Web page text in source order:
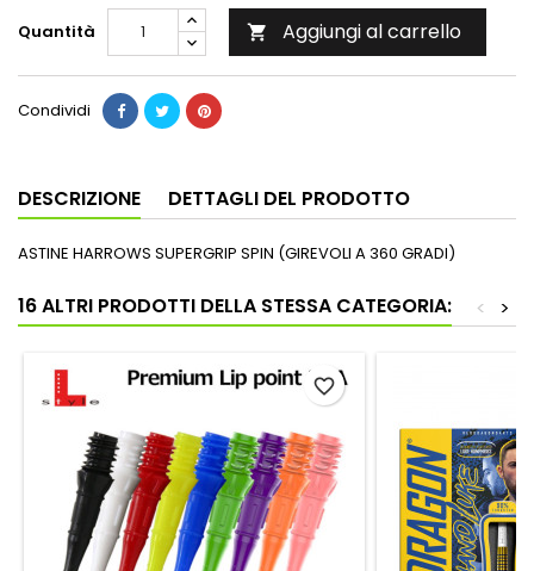
Quantità  Aggiungi al carrello
Condividi
DESCRIZIONE DETTAGLI DEL PRODOTTO
ASTINE HARROWS SUPERGRIP SPIN (GIREVOLI A 360 GRADI)
16 ALTRI PRODOTTI DELLA STESSA CATEGORIA: >
<
favorite_border